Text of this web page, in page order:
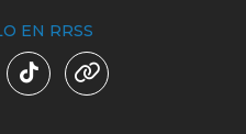
EN RRSS